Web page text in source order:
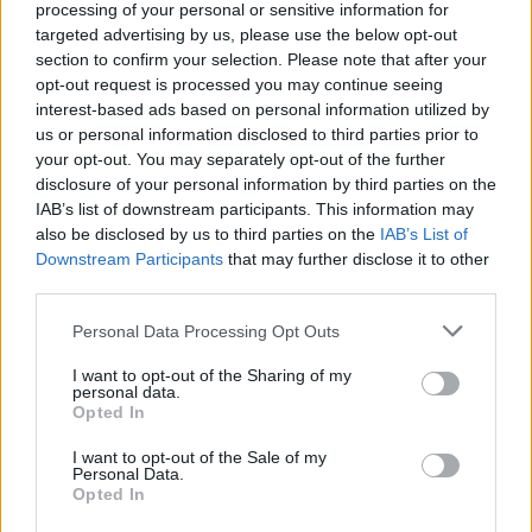
processing of your personal or sensitive information for
targeted advertising by us, please use the below opt-out
section to confirm your selection. Please note that after your
opt-out request is processed you may continue seeing
interest-based ads based on personal information utilized by
us or personal information disclosed to third parties prior to
your opt-out. You may separately opt-out of the further
disclosure of your personal information by third parties on the
IAB’s list of downstream participants. This information may
also be disclosed by us to third parties on the IAB’s List of
Downstream Participants that may further disclose it to other
Please note that this website/app uses one or more Google
not limited to your visit or usage behaviour. You may click to
grant or deny consent to Google and its third-party tags to
use your data for below specified purposes in below Google
consent section.
Personal Data Processing Opt Outs
I want to opt-out of the Sharing of my
personal data.
Opted In
I want to opt-out of the Sale of my
Personal Data.
Opted In
fejemben. Így nagy volt a boldogság, hogy ismét
láthatom-hallgatom őket. Volt bennem némi félsz,
hogy a klubterem után egy szabadtéri
nagyszínpadon mennyire állja meg a helyét a trió,
de a koncertjük elmosott minden kétséget: van
helyük a nagyobb színpadokon,be is lakják.
Persze a szeánsz a dobos Jong fivér, Lewis rituális
beköszöntőjével indult, amihez aztán csatlakozott az
új basszer, az arctetovált Tūranga Morgan-Edmonds
(később, a koncert után, láttam, elment rollerezni a
énekes is és a legjobb formájukat hozták, valamint a
legjobb groove-okat a két lemezükről, miközben
alaposan beugrálták a színpadot. Nekem most is
bejöttek, bennük a származásukon kívül is van némi
plusz, a zenéjükben, ami ha nem is átütő, de
figyelemfelkeltő. Ez újdonsült rajongóknak is átjött a
tömegből: a Gojira koncert második felét a